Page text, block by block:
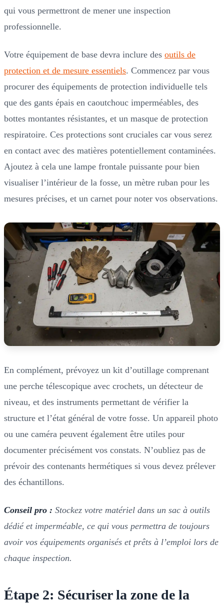
qui vous permettront de mener une inspection
professionnelle.
Votre équipement de base devra inclure des outils de
protection et de mesure essentiels. Commencez par vous
procurer des équipements de protection individuelle tels
que des gants épais en caoutchouc imperméables, des
bottes montantes résistantes, et un masque de protection
respiratoire. Ces protections sont cruciales car vous serez
en contact avec des matières potentiellement contaminées.
Ajoutez à cela une lampe frontale puissante pour bien
visualiser l’intérieur de la fosse, un mètre ruban pour les
mesures précises, et un carnet pour noter vos observations.
En complément, prévoyez un kit d’outillage comprenant
une perche télescopique avec crochets, un détecteur de
niveau, et des instruments permettant de vérifier la
structure et l’état général de votre fosse. Un appareil photo
ou une caméra peuvent également être utiles pour
documenter précisément vos constats. N’oubliez pas de
prévoir des contenants hermétiques si vous devez prélever
des échantillons.
Conseil pro : Stockez votre matériel dans un sac à outils
dédié et imperméable, ce qui vous permettra de toujours
avoir vos équipements organisés et prêts à l’emploi lors de
chaque inspection.
Étape 2: Sécuriser la zone de la